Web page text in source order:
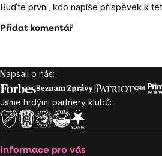
Buďte první, kdo napíše příspěvek k
Přidat komentář
Zápatí
Napsali o nás:
Jsme hrdými partnery klubů:
Informace pro vás